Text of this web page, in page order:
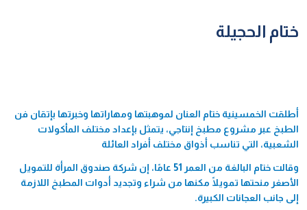
ختام الحجيلة
أطلقت الخمسينية ختام العنان لموهبتها ومهاراتها وخبرتها بإتقان فن
الطبخ عبر مشروع مطبخ إنتاجي، يتمثل بإعداد مختلف المأكولات
الشعبية، التي تناسب أذواق مختلف أفراد العائلة
وقالت ختام البالغة من العمر 51 عامًا، إن شركة صندوق المرأة للتمويل
الأصغر منحتها تمويلًا مكنها من شراء وتجديد أدوات المطبخ اللازمة
إلى جانب العجانات الكبيرة.